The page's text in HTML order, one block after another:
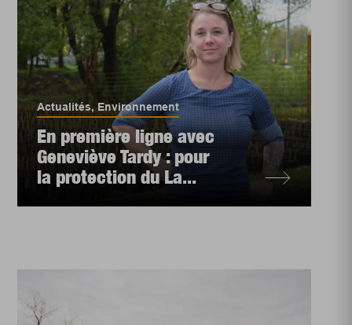
Actualités, Environnement
En première ligne avec
Geneviève Tardy : pour
la protection du La...